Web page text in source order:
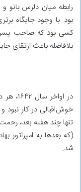
رابطه‌ میان دلرس بانو
بود. با وجود جایگاه
بلافاصله باعث ارتقای
در
خوش‌اقبالی در کار نبود
تنها چند هفته بعد،
(که بعدها به امپراتور
شد.